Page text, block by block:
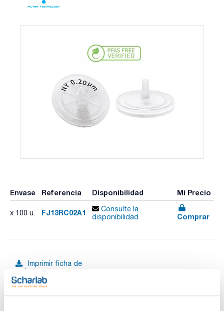
Envase Referencia Disponibilidad Mi Precio
x 100 u. FJ13RC02A1
Consulte la
disponibilidad
Comprar
Imprimir ficha de
producto
Características
Filtro : RC
Diámetro (mm) : 13